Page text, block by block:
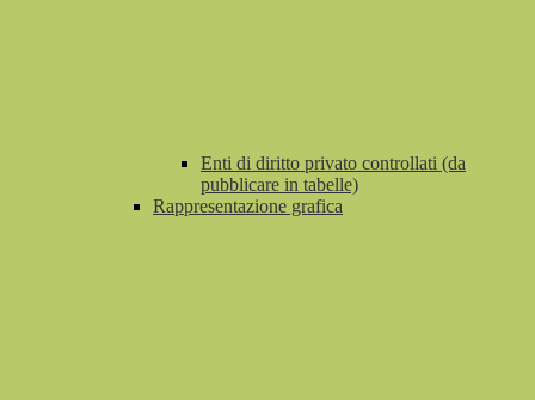
Enti di diritto privato controllati (da
pubblicare in tabelle)
Rappresentazione grafica